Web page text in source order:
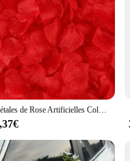
Pétales de Rose Artificielles Colorées pour Décoration de Mariage, Poubelle Romantique pour Ouvrier, 100/500/1000 Pièces